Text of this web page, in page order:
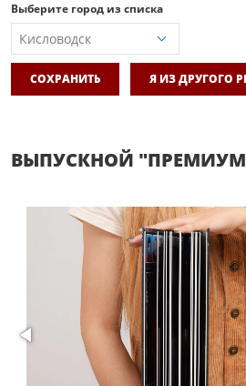
Выберите город из списка
СОХРАНИТЬ Я ИЗ ДРУГОГО
ВЫПУСКНОЙ